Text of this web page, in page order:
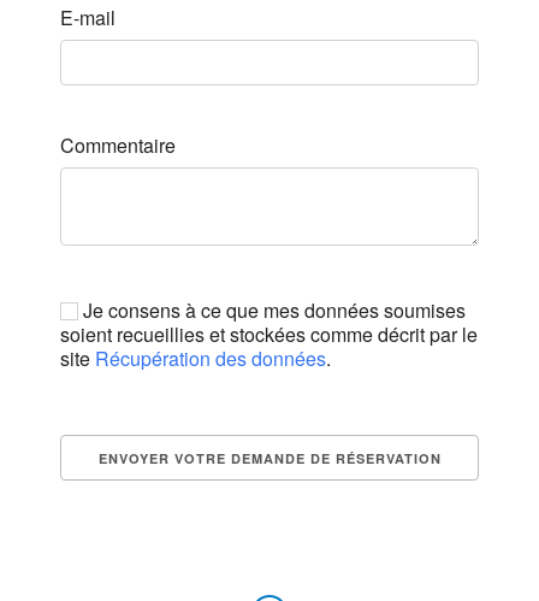
E-mail
Commentaire
Je consens à ce que mes données soumises
soient recueillies et stockées comme décrit par le
site Récupération des données.